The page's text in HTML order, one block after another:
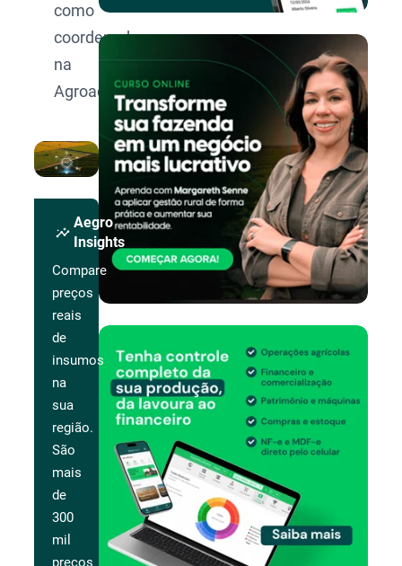
como
coordenador
na
Agroadvance.
insights
Aegro
Insights
Compare
preços
reais
de
insumos
na
sua
região.
São
mais
de
300
mil
preços